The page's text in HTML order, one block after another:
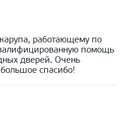
работающему по
помощь
дверей. Очень
большое спасибо!